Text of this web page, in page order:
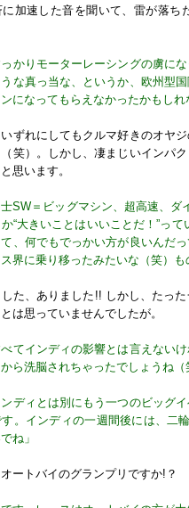
加速した音を聞いて、雷が落ち
っかりモーターレーシングの虜に
な真っ当な、というか、欧州型
になってもらえなかったかもしれ
ずれにしてもクルマ好きのオヤジ
笑）。しかし、凄まじいインパ
思います。
士SW＝ビッグマシン、超高速、
“大きいことはいいことだ！”っ
、何でもでっかい方が良いんだ
界に乗り移ったみたいな（笑）も
た、ありました!! しかし、たった
は思っていませんでしたが。
べてインディの影響とは言えない
ら洗脳されちゃったでしょうね（
ディとは別にもう一つのビッグ
。インディの一週間後には、二
ね」
ートバイのグランプリですか!？